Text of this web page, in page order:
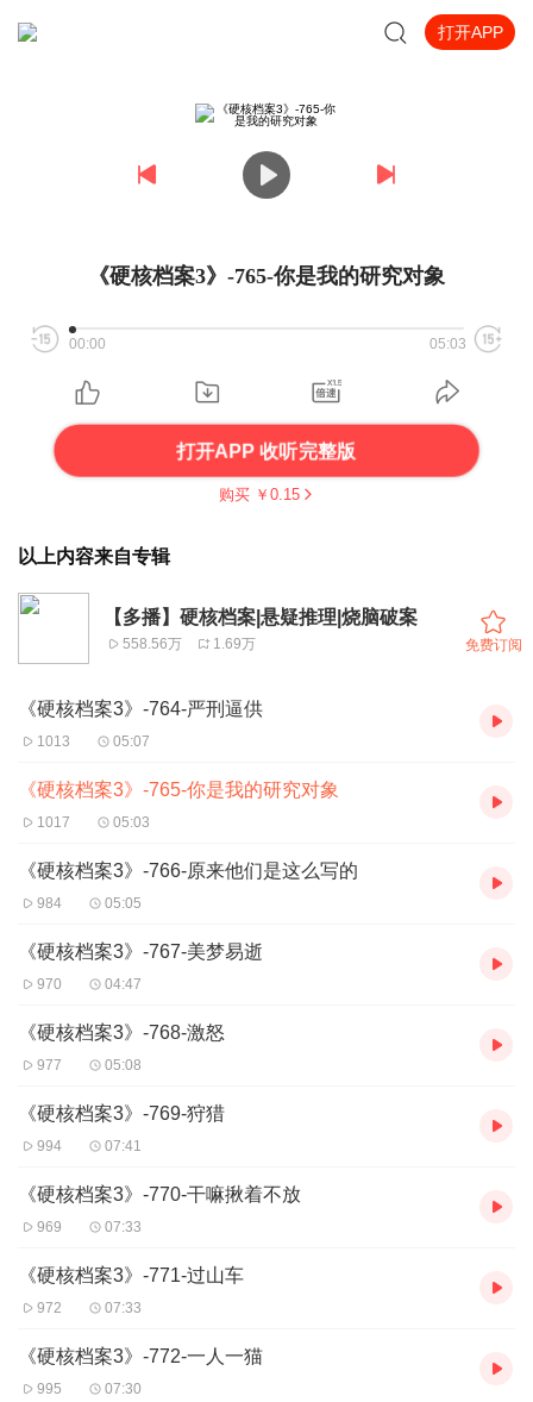
打开APP
《硬核档案3》-765-你是我的研究对象
00:00 05:03
打开APP 收听完整版
购买 ￥ 0.15
以上内容来自专辑
【多播】硬核档案|悬疑推理|烧脑破案
558.56万 1.69万 免费订阅
《硬核档案3》-764-严刑逼供
1013 05:07
《硬核档案3》-765-你是我的研究对象
1017 05:03
《硬核档案3》-766-原来他们是这么写的
984 05:05
《硬核档案3》-767-美梦易逝
970 04:47
《硬核档案3》-768-激怒
977 05:08
《硬核档案3》-769-狩猎
994 07:41
《硬核档案3》-770-干嘛揪着不放
969 07:33
《硬核档案3》-771-过山车
972 07:33
《硬核档案3》-772-一人一猫
995 07:30